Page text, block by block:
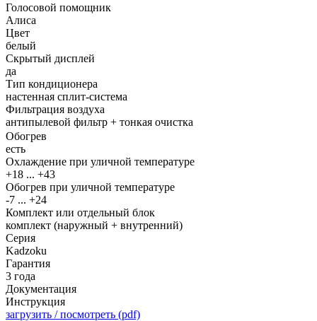
Голосовой помощник
Алиса
Цвет
белый
Скрытый дисплей
да
Тип кондиционера
настенная сплит-система
Фильтрация воздуха
антипылевой фильтр + тонкая очистка
Обогрев
есть
Охлаждение при уличной температуре
+18 ... +43
Обогрев при уличной температуре
-7 ... +24
Комплект или отдельный блок
комплект (наружный + внутренний)
Серия
Kadzoku
Гарантия
3 года
Документация
Инструкция
загрузить / посмотреть (pdf)